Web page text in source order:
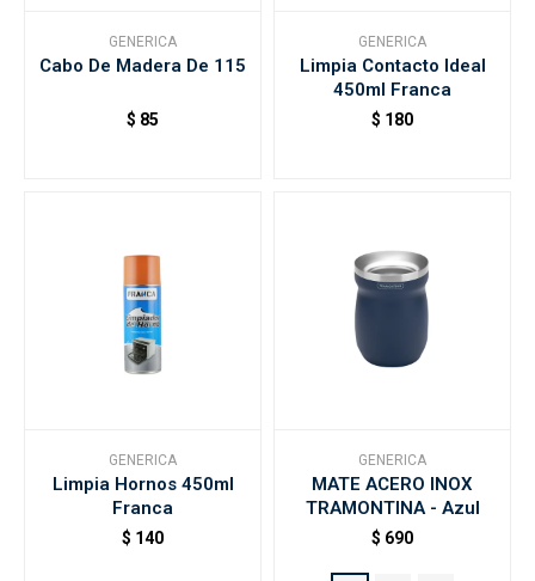
GENERICA
Cabo De Madera De 115
$ 85
GENERICA
Limpia Contacto Ideal
450ml Franca
$ 180
GENERICA
Limpia Hornos 450ml
Franca
$ 140
GENERICA
MATE ACERO INOX
TRAMONTINA - Azul
$ 690
Trabaja con nosotros